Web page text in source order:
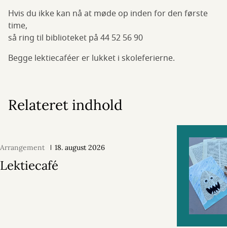
Hvis du ikke kan nå at møde op inden for den første
time,
så ring til biblioteket på 44 52 56 90
Begge lektiecaféer er lukket i skoleferierne.
Relateret indhold
Arrangement 18. august 2026
Lektiecafé